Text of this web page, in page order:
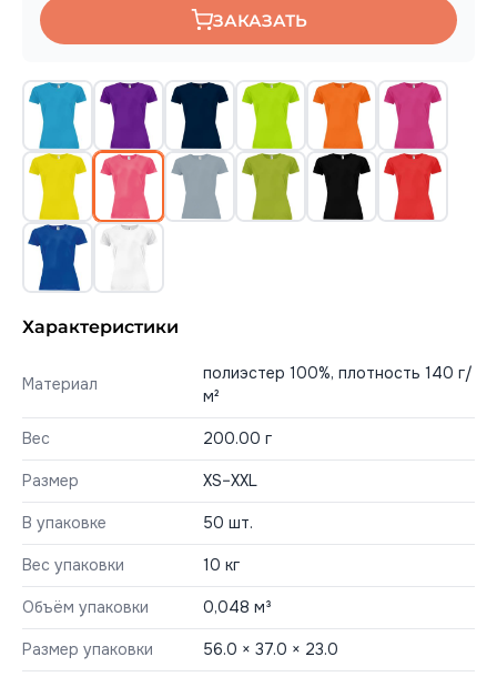
ЗАКАЗАТЬ
Характеристики
Материал
полиэстер 100%, плотность 140 г/
м²
Вес 200.00 г
Размер XS–XXL
В упаковке 50 шт.
Вес упаковки 10 кг
Объём упаковки 0,048 м³
Размер упаковки 56.0 × 37.0 × 23.0